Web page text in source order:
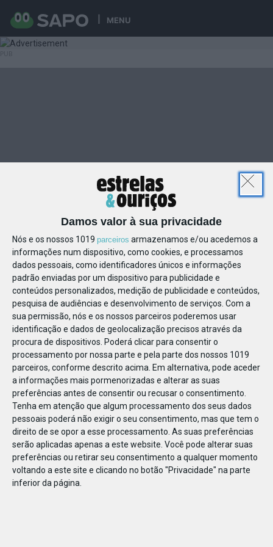
Damos valor à sua privacidade
Nós e os nossos 1019 parceiros armazenamos e/ou acedemos a
informações num dispositivo, como cookies, e processamos
dados pessoais, como identificadores únicos e informações
padrão enviadas por um dispositivo para publicidade e
conteúdos personalizados, medição de publicidade e conteúdos,
pesquisa de audiências e desenvolvimento de serviços. Com a
sua permissão, nós e os nossos parceiros poderemos usar
identificação e dados de geolocalização precisos através da
procura de dispositivos. Poderá clicar para consentir o
processamento por nossa parte e pela parte dos nossos 1019
parceiros, conforme descrito acima. Em alternativa, pode aceder
a informações mais pormenorizadas e alterar as suas
preferências antes de consentir ou recusar o consentimento.
Tenha em atenção que algum processamento dos seus dados
pessoais poderá não exigir o seu consentimento, mas que tem o
direito de se opor a esse processamento. As suas preferências
serão aplicadas apenas a este website. Você pode alterar suas
preferências ou retirar seu consentimento a qualquer momento
voltando a este site e clicando no botão "Privacidade" na parte
inferior da página.
MENU
49571